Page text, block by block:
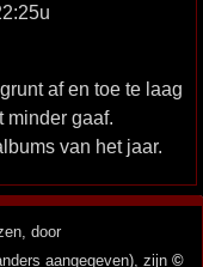
af en toe te laag
minder gaaf.
van het jaar.
door
aangegeven), zijn ©